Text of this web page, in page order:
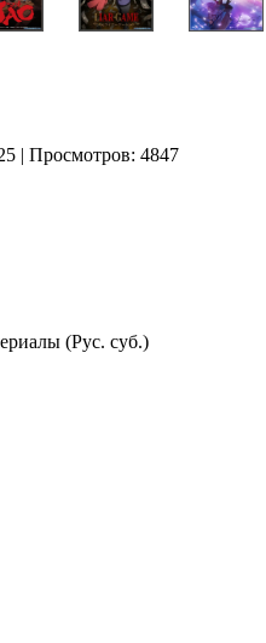
| Просмотров: 4847
(Рус. суб.)